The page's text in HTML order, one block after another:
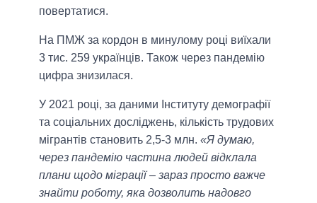
повертатися.
На ПМЖ за кордон в минулому році виїхали
3 тис. 259 українців. Також через пандемію
цифра знизилася.
У 2021 році, за даними Інституту демографії
та соціальних досліджень, кількість трудових
мігрантів становить 2,5-3 млн. «Я думаю,
через пандемію частина людей відклала
плани щодо міграції – зараз просто важче
знайти роботу, яка дозволить надовго